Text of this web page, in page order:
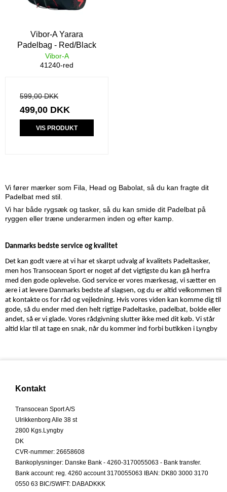
Vibor-A Yarara
Padelbag - Red/Black
Vibor-A
41240-red
599,00 DKK
499,00 DKK
VIS PRODUKT
Vi fører mærker som Fila, Head og Babolat, så du kan fragte dit
Padelbat med stil.
Vi har både rygsæk og tasker, så du kan smide dit Padelbat på
ryggen eller træne underarmen inden og efter kamp.
Danmarks bedste service og kvalitet
Det kan godt være at vi har et skarpt udvalg af kvalitets Padeltasker,
men hos Transocean Sport er noget af det vigtigste du kan gå herfra
med den gode oplevelse. God service er vores mærkesag, vi sætter en
ære i at levere Danmarks bedste af slagsen, og du er altid velkommen til
at kontakte os for råd og vejledning. Hvis vores viden kan komme dig til
gode, så du ender med den helt rigtige Padeltaske, padelbat, bolde eller
andet, så er vi glade. Vores rådgivning slutter ikke med dit køb. Vi står
altid klar til at tage en snak, når du kommer ind forbi butikken i Lyngby
Kontakt
Transocean Sport A/S
Ulrikkenborg Alle 38 st
2800 Kgs.Lyngby
DK
CVR-nummer: 26658608
Bankoplysninger: Danske Bank - 4260-3170055063 - Bank transfer.
Bank account: reg. 4260 account 3170055063 IBAN: DK80 3000 3170
0550 63 BIC/SWIFT: DABADKKK